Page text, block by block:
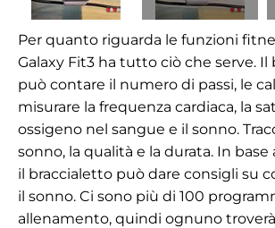
Per quanto riguarda le funzioni
Galaxy Fit3 ha tutto ciò che serve. Il
può contare il numero di passi, le
misurare la frequenza cardiaca, la
ossigeno nel sangue e il sonno.
sonno, la qualità e la durata. In
il braccialetto può dare consigli su
il sonno. Ci sono più di 100
allenamento, quindi ognuno